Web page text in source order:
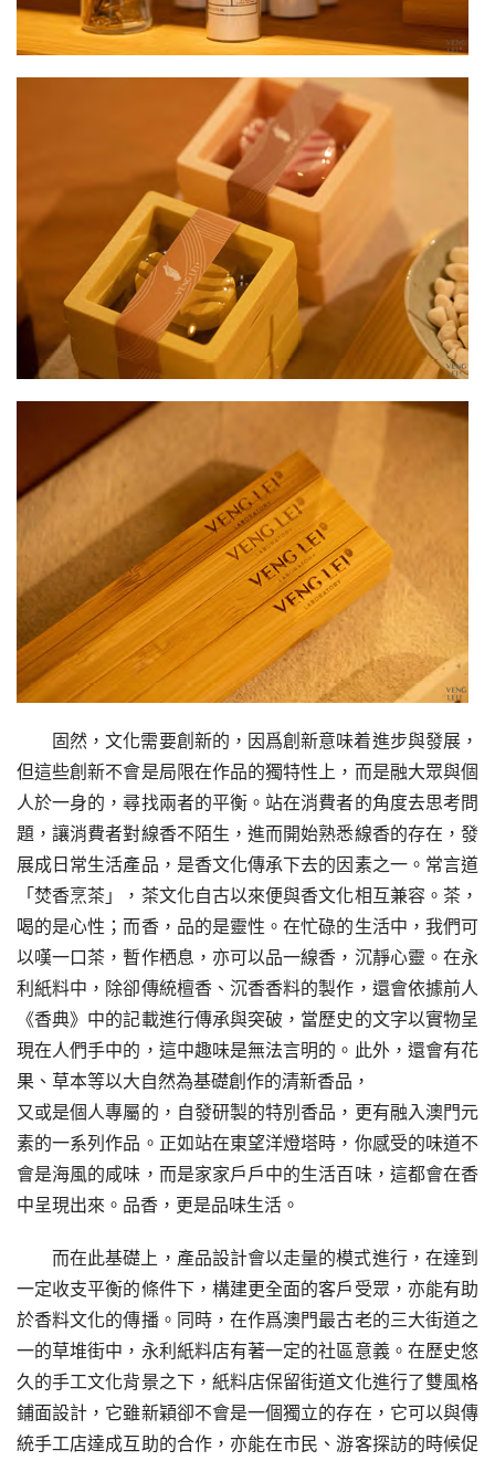
固然，文化需要創新的，因爲創新意味着進步與發展，
但這些創新不會是局限在作品的獨特性上，而是融大眾與個
人於一身的，尋找兩者的平衡。站在消費者的角度去思考問
題，讓消費者對線香不陌生，進而開始熟悉線香的存在，發
展成日常生活產品，是香文化傳承下去的因素之一。常言道
「焚香烹茶」，茶文化自古以來便與香文化相互兼容。茶，
喝的是心性；而香，品的是靈性。在忙碌的生活中，我們可
以嘆一口茶，暫作栖息，亦可以品一線香，沉靜心靈。在永
利紙料中，除卻傳統檀香、沉香香料的製作，還會依據前人
《香典》中的記載進行傳承與突破，當歷史的文字以實物呈
現在人們手中的，這中趣味是無法言明的。此外，還會有花
果、草本等以大自然為基礎創作的清新香品，
又或是個人專屬的，自發研製的特別香品，更有融入澳門元
素的一系列作品。正如站在東望洋燈塔時，你感受的味道不
會是海風的咸味，而是家家戶戶中的生活百味，這都會在香
中呈現出來。品香，更是品味生活。
而在此基礎上，產品設計會以走量的模式進行，在達到
一定收支平衡的條件下，構建更全面的客戶受眾，亦能有助
於香料文化的傳播。同時，在作爲澳門最古老的三大街道之
一的草堆街中，永利紙料店有著一定的社區意義。在歷史悠
久的手工文化背景之下，紙料店保留街道文化進行了雙風格
鋪面設計，它雖新穎卻不會是一個獨立的存在，它可以與傳
統手工店達成互助的合作，亦能在市民、游客探訪的時候促